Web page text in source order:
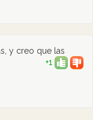
y creo que las
+1